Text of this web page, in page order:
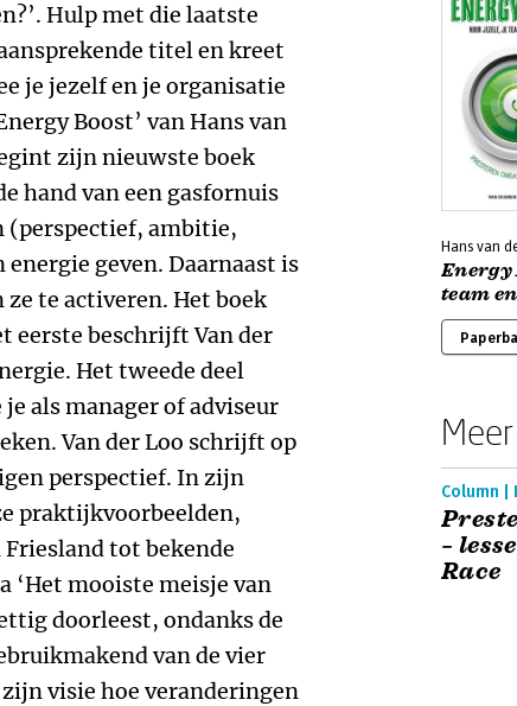
Hulp met die laatste
titel en kreet
je jezelf en je organisatie
Boost’ van Hans van
zijn nieuwste boek
hand van een gasfornuis
ambitie,
geven. Daarnaast is
te activeren. Het boek
eerste beschrijft Van der
Het tweede deel
als manager of adviseur
Van der Loo schrijft op
perspectief. In zijn
praktijkvoorbeelden,
tot bekende
mooiste meisje van
doorleest, ondanks de
van de vier
visie hoe veranderingen
Hans van
Energy
team
Column |
–
Race